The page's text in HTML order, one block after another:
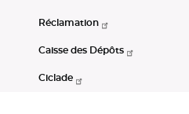
Réclamation
Caisse des Dépôts
Ciclade